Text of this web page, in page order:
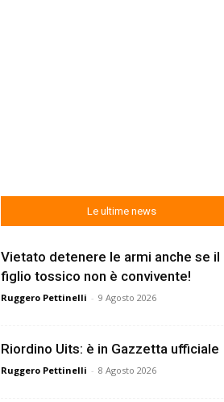
Le ultime news
Vietato detenere le armi anche se il
figlio tossico non è convivente!
Ruggero Pettinelli - 9 Agosto 2026
Riordino Uits: è in Gazzetta ufficiale
Ruggero Pettinelli - 8 Agosto 2026